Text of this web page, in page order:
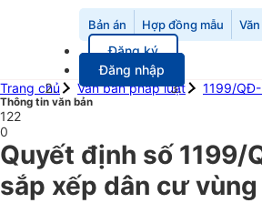
Bản án Hợp đồng mẫu
Đăng ký
Đăng nhập
Trang chủ
Văn bản pháp luật 1199/
Thông tin văn bản
122
0
Quyết định số
sắp xếp dân cư